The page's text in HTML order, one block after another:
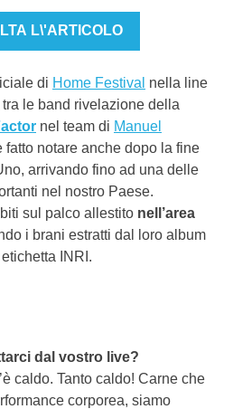
L\'ARTICOLO
di Home Festival nella line
tra le band rivelazione della
nel team di Manuel
fatto notare anche dopo la fine
arrivando fino ad una delle
nel nostro Paese.
sul palco allestito nell’area
i brani estratti dal loro album
INRI.
dal vostro live?
caldo. Tanto caldo! Carne che
corporea, siamo